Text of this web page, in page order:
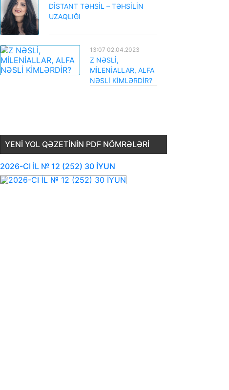
DİSTANT TƏHSİL – TƏHSİLİN
UZAQLIĞI
13:07 02.04.2023
Z NƏSLİ,
MİLENİALLAR, ALFA
NƏSLİ KİMLƏRDİR?
YENI YOL QƏZETININ PDF NÖMRƏLƏRI
2026-CI İL № 12 (252) 30 İYUN